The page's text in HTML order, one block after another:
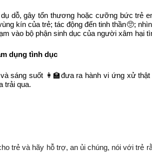
dỗ, gây tổn thương hoặc cưỡng bức trẻ
kín của trẻ; tác động đến tinh thần🥺;
vào bộ phận sinh dục của người xâm hại
dụng tình dục
sáng suốt 👩‍🏫đưa ra hành vi ứng xử
trải qua.
trẻ và hãy hỗ trợ, an ủi chúng, nói với trẻ